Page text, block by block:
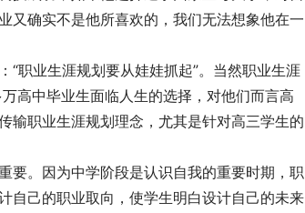
又确实不是他所喜欢的，我们无法想象他在一
职业生涯规划要从娃娃抓起”。当然职业生涯
高中毕业生面临人生的选择，对他们而言高
输职业生涯规划理念，尤其是针对高三学生的
要。因为中学阶段是认识自我的重要时期，职
自己的职业取向，使学生明白设计自己的未来